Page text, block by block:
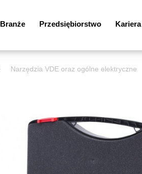
Branże Przedsiębiorstwo Kariera
Narzędzia VDE oraz ogólne elektryczne